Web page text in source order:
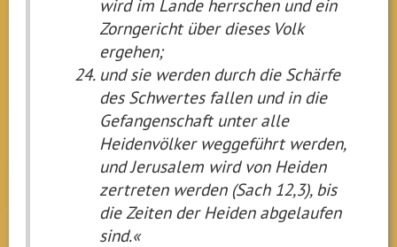
wird im Lande herrschen und ein
Zorngericht über dieses Volk
ergehen;
und sie werden durch die Schärfe
des Schwertes fallen und in die
Gefangenschaft unter alle
Heidenvölker weggeführt werden,
und Jerusalem wird von Heiden
zertreten werden (Sach 12,3), bis
die Zeiten der Heiden abgelaufen
sind.«